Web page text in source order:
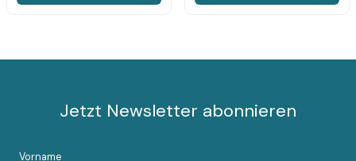
Jetzt Newsletter abonnieren
Vorname